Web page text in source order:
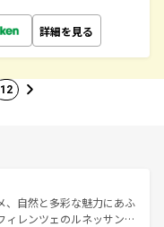
詳細を見る
12
、自然と多彩な魅力にあふ
ィレンツェのルネッサンス